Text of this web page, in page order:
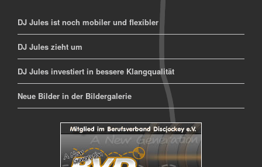
DJ Jules ist noch mobiler und flexibler
DJ Jules zieht um
DJ Jules investiert in bessere Klangqualität
Neue Bilder in der Bildergalerie